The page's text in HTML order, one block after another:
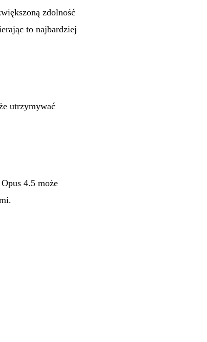
zdolność
to najbardziej
utrzymywać
4.5 może